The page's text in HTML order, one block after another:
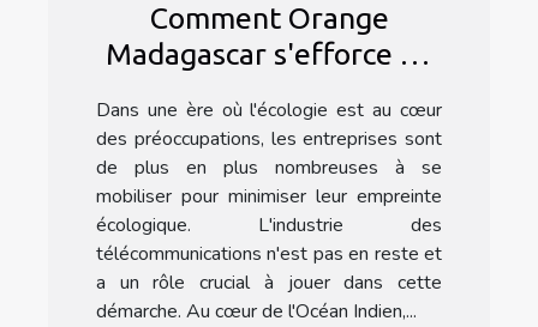
Comment Orange
Madagascar s'efforce de
écologique
Dans une ère où l'écologie est au cœur
des préoccupations, les entreprises sont
de plus en plus nombreuses à se
mobiliser pour minimiser leur empreinte
écologique. L'industrie des
télécommunications n'est pas en reste et
a un rôle crucial à jouer dans cette
démarche. Au cœur de l'Océan Indien,...